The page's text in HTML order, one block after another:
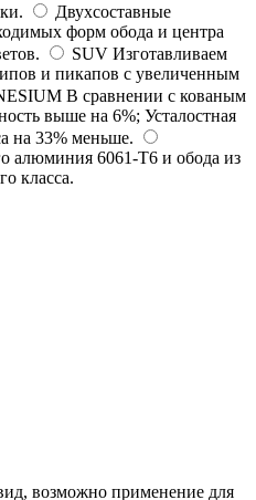
Двухсоставные
форм обода и центра
SUV Изготавливаем
и пикапов с увеличенным
В сравнении с кованым
выше на 6%; Усталостная
на 33% меньше.
алюминия 6061-T6 и обода из
класса.
возможно применение для